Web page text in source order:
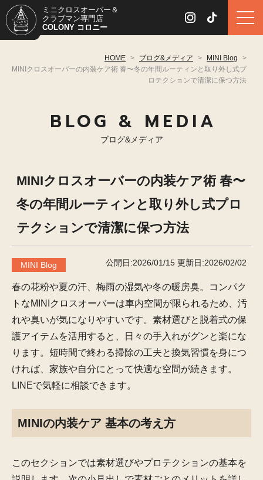
ミニクロスオーバー＆
クラブマン専門店
COLONY コロニー
HOME > ブログ&メディア > MINI Blog
>
MINIクロスオーバーの内装ケア術 春〜冬の年間ルーティンと取り外し式プ
ロテクションで清潔に保つ方法
BLOG & MEDIA
ブログ&メディア
MINIクロスオーバーの内装ケア術 春〜
冬の年間ルーティンと取り外し式プロ
テクションで清潔に保つ方法
MINI Blog 公開日:2026/01/15 更新日:2026/02/02
春の花粉や夏の汗、梅雨の湿気や冬の暖房臭。コンパク
トなMINIクロスオーバーは車内空間が限られるため、汚
れや臭いが気になりやすいです。素材選びと脱着式の保
護アイテムを活用すると、日々の手入れがグンと楽にな
ります。短時間で終わる掃除の工夫と換気習慣を身につ
ければ、家族や自分にとって快適な空間が続きます。
LINEで気軽に相談できます。
MINIの内装ケア 基本の考え方
このセクションでは素材選びやプロテクションの基本を